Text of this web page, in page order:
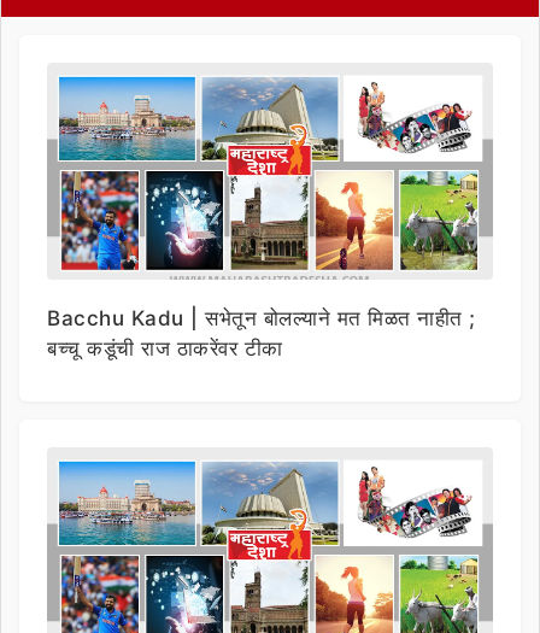
Bacchu Kadu | सभेतून बोलल्याने मत मिळत नाहीत ;
बच्चू कडूंची राज ठाकरेंवर टीका